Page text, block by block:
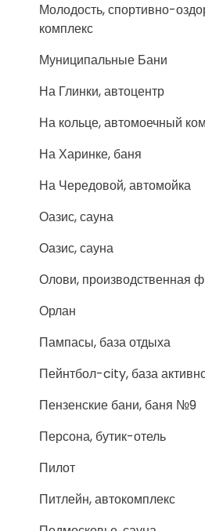
Молодость, спортивно-
комплекс
Муниципальные Бани
На Глинки, автоцентр
На кольце, автомоечный
На Харинке, баня
На Чередовой, автомойка
Оазис, сауна
Оазис, сауна
Олови, производственная
Орлан
Пампасы, база отдыха
Пейнтбол-city, база
Пензенские бани, баня №9
Персона, бутик-отель
Пилот
Питлейн, автокомплекс